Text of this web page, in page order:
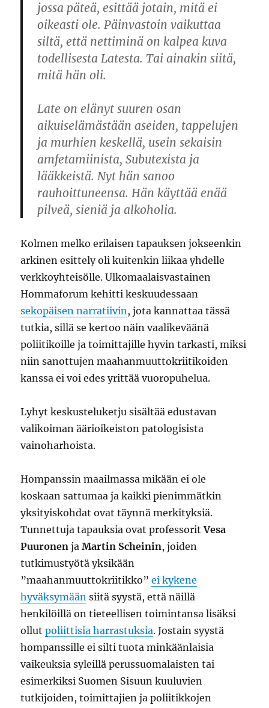
jossa päteä, esittää jotain, mitä ei
oikeasti ole. Päinvastoin vaikuttaa
siltä, että nettiminä on kalpea kuva
todellisesta Latesta. Tai ainakin siitä,
mitä hän oli.
Late on elänyt suuren osan
aikuiselämästään aseiden, tappelujen
ja murhien keskellä, usein sekaisin
amfetamiinista, Subutexista ja
lääkkeistä. Nyt hän sanoo
rauhoittuneensa. Hän käyttää enää
pilveä, sieniä ja alkoholia.
Kolmen melko erilaisen tapauksen jokseenkin
arkinen esittely oli kuitenkin liikaa yhdelle
verkkoyhteisölle. Ulkomaalaisvastainen
Hommaforum kehitti keskuudessaan
sekopäisen narratiivin, jota kannattaa tässä
tutkia, sillä se kertoo näin vaalikeväänä
poliitikoille ja toimittajille hyvin tarkasti, miksi
niin sanottujen maahanmuuttokriitikoiden
kanssa ei voi edes yrittää vuoropuhelua.
Lyhyt keskusteluketju sisältää edustavan
valikoiman äärioikeiston patologisista
vainoharhoista.
Hompanssin maailmassa mikään ei ole
koskaan sattumaa ja kaikki pienimmätkin
yksityiskohdat ovat täynnä merkityksiä.
Tunnettuja tapauksia ovat professoritVesa
Puuronen jaMartin Scheinin, joiden
tutkimustyötä yksikään
”maahanmuuttokriitikko”ei kykene
hyväksymään siitä syystä, että näillä
henkilöillä on tieteellisen toimintansa lisäksi
ollutpoliittisia harrastuksia. Jostain syystä
hompanssille ei silti tuota minkäänlaisia
vaikeuksia syleillä perussuomalaisten tai
esimerkiksi Suomen Sisuun kuuluvien
tutkijoiden, toimittajien ja poliitikkojen